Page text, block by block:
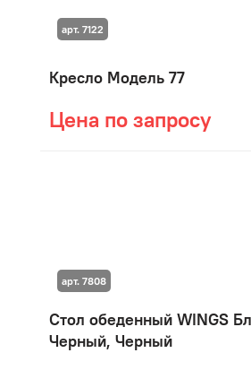
Кресло Модель 77
Цена по запросу
арт. 7122
Стол обеденный WINGS
Черный, Черный
арт. 7808